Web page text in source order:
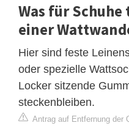
Was für
einer
Hier sind feste
oder spezielle
Locker sitzende
steckenbleiben.
Antrag auf Entfernung der